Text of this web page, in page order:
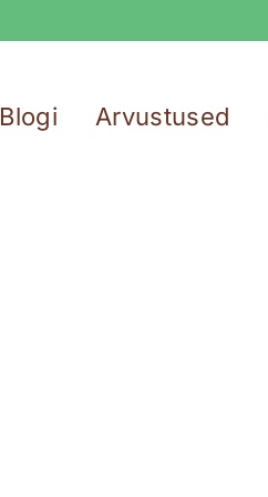
Blogi Arvustused